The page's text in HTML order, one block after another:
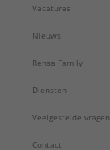
Vacatures
Nieuws
Rensa Family
Diensten
Veelgestelde vragen
Contact